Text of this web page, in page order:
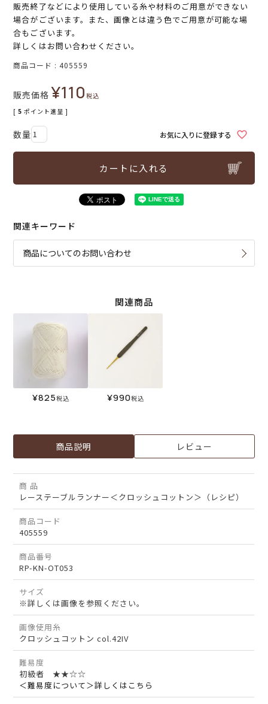
販売終了などにより使用している糸や材料のご用意ができない
場合がございます。また、画像とは違う色でご用意が可能な場
合もございます。
詳しくはお問い合わせください。
商品コード 405559
販売価格 ¥110税込
[ 5 ポイント進呈 ]
お気に入りに登録する
カートに入れる
関連キーワード
商品についてのお問い合わせ
関連商品
¥825税込 ¥990税込
商品説明 レビュー
商 品
レーステーブルランナー＜クロッシュコットン＞（レシピ）
商品コード
405559
商品番号
RP-KN-OT053
サイズ
※詳しくは画像を参照ください。
画像使用糸
クロッシュコットン col.42IV
難易度
初級者 ★★☆☆
＜難易度について＞詳しくはこちら